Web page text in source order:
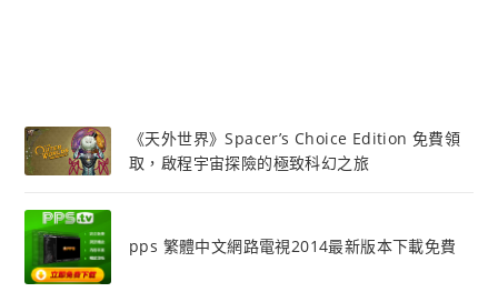
《天外世界》Spacer’s Choice Edition 免費領
取，啟程宇宙探險的極致科幻之旅
pps 繁體中文網路電視2014最新版本下載免費